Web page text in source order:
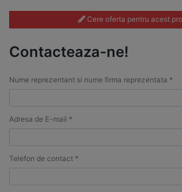
Cere oferta pentru acest
Contacteaza-ne!
Nume reprezentant si nume firma reprezentata *
Adresa de E-mail *
Telefon de contact *